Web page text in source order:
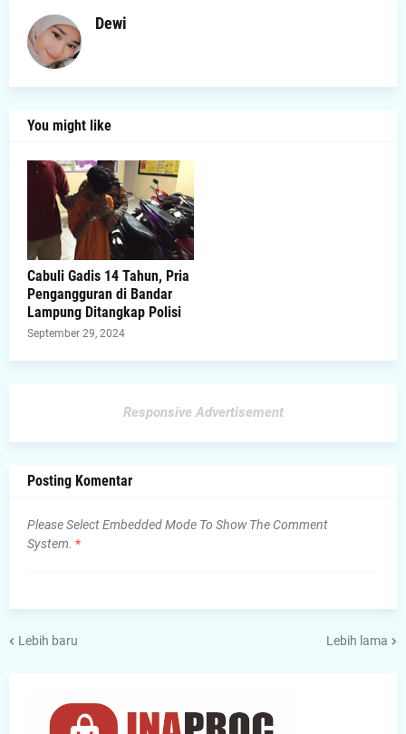
Dewi
You might like
Cabuli Gadis 14 Tahun, Pria
Pengangguran di Bandar
Lampung Ditangkap Polisi
September 29, 2024
Responsive Advertisement
Posting Komentar
Please Select Embedded Mode To Show The Comment
System. *
Lebih baru Lebih lama